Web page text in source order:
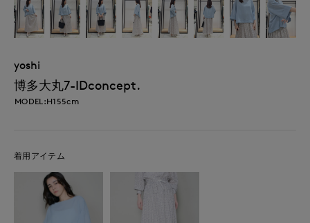
yoshi
博多大丸7-IDconcept.
MODEL:H155cm
着用アイテム